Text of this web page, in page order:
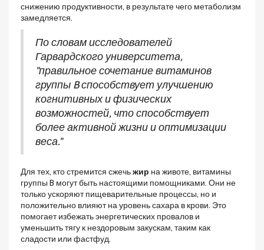
снижению продуктивности, в результате чего метаболизм
замедляется.
По словам исследователей
Гарвардского университета,
"правильное сочетание витаминов
группы B способствует улучшению
когнитивных и физических
возможностей, что способствует
более активной жизни и оптимизации
веса."
Для тех, кто стремится сжечьжир на животе, витамины
группы B могут быть настоящими помощниками. Они не
только ускоряют пищеварительные процессы, но и
положительно влияют на уровень сахара в крови. Это
помогает избежать энергетических провалов и
уменьшить тягу к нездоровым закускам, таким как
сладости или фастфуд.